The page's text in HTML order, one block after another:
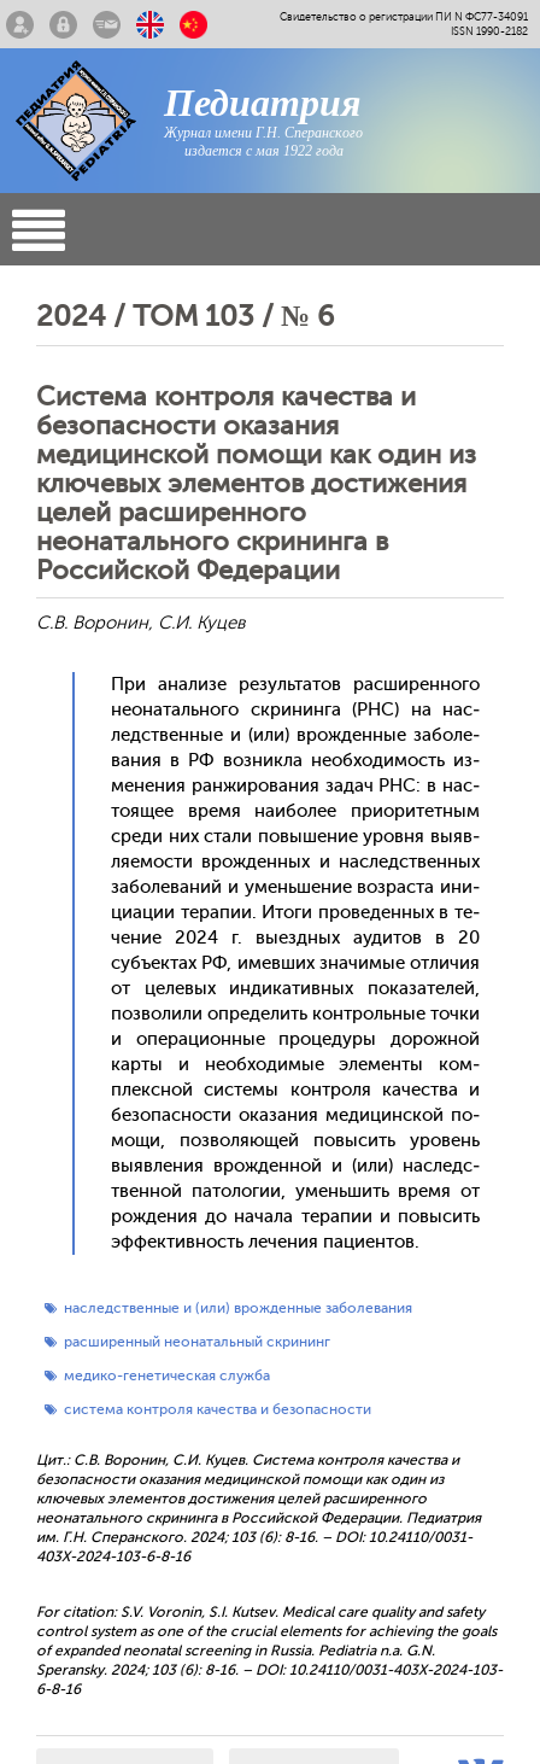
Свидетельство о регистрации ПИ N ФС77-34091
ISSN 1990-2182
Педиатрия
Журнал имени Г.Н. Сперанского
издается с мая 1922 года
2024 / ТОМ 103 / № 6
Система контроля качества и
безопасности оказания
медицинской помощи как один из
ключевых элементов достижения
целей расширенного
неонатального скрининга в
Российской Федерации
С.В. Воронин, С.И. Куцев
При ана­лизе ре­зуль­та­тов рас­ши­рен­но­го
не­она­таль­но­го скри­нин­га (РНС) на нас­
ледс­твен­ные и (или) врож­денные за­боле­
вания в РФ воз­никла не­об­хо­димость из­
ме­нения ран­жи­рова­ния за­дач РНС: в нас­
то­ящее вре­мя на­ибо­лее при­ори­тет­ным
сре­ди них ста­ли по­выше­ние уров­ня вы­яв­
ля­емос­ти врож­денных и нас­ледс­твен­ных
за­боле­ваний и умень­ше­ние воз­раста ини­
ци­ации те­рапии. Ито­ги про­веден­ных в те­
чение 2024 г. вы­ез­дных а­уди­тов в 20
субъ­ек­тах РФ, имев­ших зна­чимые от­ли­чия
от це­левых ин­ди­катив­ных по­каза­телей,
поз­во­лили оп­ре­делить кон­троль­ные точ­ки
и опе­раци­он­ные про­цеду­ры до­рож­ной
кар­ты и не­об­хо­димые эле­мен­ты ком­
плексной сис­те­мы кон­тро­ля ка­чес­тва и
бе­зопас­ности ока­зания ме­дицин­ской по­
мощи, поз­во­ля­ющей по­высить уро­вень
вы­яв­ле­ния врож­денной и (или) нас­ледс­
твен­ной па­толо­гии, умень­шить вре­мя от
рож­де­ния до на­чала те­рапии и по­высить
эф­фектив­ность ле­чения па­ци­ен­тов.
наследственные и (или) врожденные заболевания
расширенный неонатальный скрининг
медико-генетическая служба
система контроля качества и безопасности
Цит.: С.В. Воронин, С.И. Куцев. Система контроля качества и
безопасности оказания медицинской помощи как один из
ключевых элементов достижения целей расширенного
неонатального скрининга в Российской Федерации. Педиатрия
им. Г.Н. Сперанского. 2024; 103 (6): 8-16. – DOI: 10.24110/0031-
403X-2024-103-6-8-16
For citation: S.V. Voronin, S.I. Kutsev. Medical care quality and safety
control system as one of the crucial elements for achieving the goals
of expanded neonatal screening in Russia. Pediatria n.a. G.N.
Speransky. 2024; 103 (6): 8-16. – DOI: 10.24110/0031-403X-2024-103-
6-8-16